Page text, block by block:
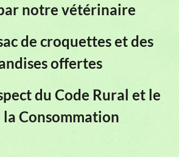
notre vétérinaire
de croquettes et des
offertes
du Code Rural et le
la Consommation